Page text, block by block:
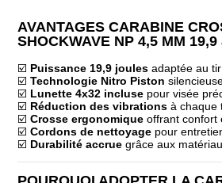
AVANTAGES CARABINE
SHOCKWAVE NP 4,5 MM 19,9
☑️ Puissance 19,9 joules adaptée au
☑️Technologie Nitro Piston
☑️ Lunette 4x32 incluse pour visée
☑️ Réduction des vibrations à chaque
☑️Crosse ergonomique offrant confort
☑️Cordons de nettoyage pour
☑️ Durabilité accrue grâce aux